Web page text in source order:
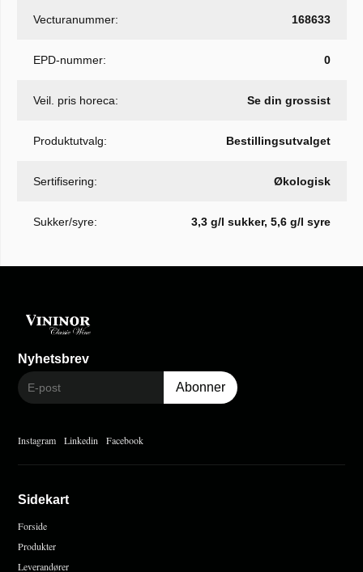
Vecturanummer: 168633
EPD-nummer: 0
Veil. pris horeca: Se din grossist
Produktutvalg: Bestillingsutvalget
Sertifisering: Økologisk
Sukker/syre: 3,3 g/l sukker, 5,6 g/l syre
Nyhetsbrev
Facebook
Linkedin
Instagram
Sidekart
Forside
Produkter
Leverandører